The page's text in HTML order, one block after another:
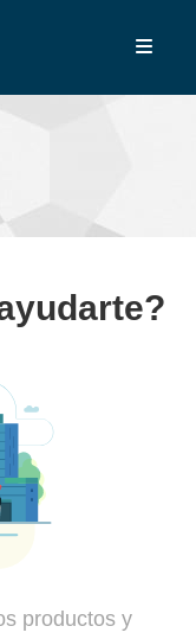
productos y